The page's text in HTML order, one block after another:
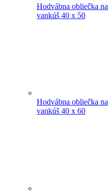
Hodvábna obliečka na
vankúš 40 x 50
Hodvábna obliečka na
vankúš 40 x 60